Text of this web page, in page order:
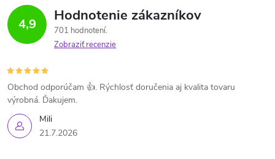
a
c
i
e
p
r
v
a
n
e
4,9 Hodnotenie zákazníkov
701 hodnotení
Zobraziť recenzie
Mili
21.7.2026
Obchod odporúčam 👍. Rýchlosť doručenia aj kvalita tovaru
výrobná. Ďakujem.